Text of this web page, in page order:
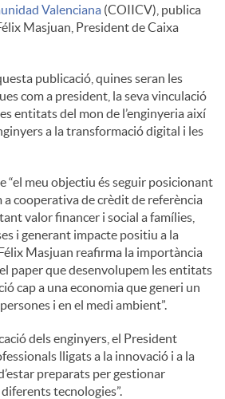
Valenciana (COIICV), publica
Masjuan, President de Caixa
publicació, quines seran les
com a president, la seva vinculació
entitats del mon de l’enginyeria així
a la transformació digital i les
“el meu objectiu és seguir posicionant
a cooperativa de crèdit de referència
valor financer i social a famílies,
i generant impacte positiu a la
Masjuan reafirma la importància
paper que desenvolupem les entitats
cap a una economia que generi un
i en el medi ambient”.
dels enginyers, el President
lligats a la innovació i a la
preparats per gestionar
tecnologies”.